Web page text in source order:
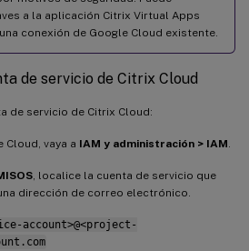
a la aplicación Citrix Virtual Apps
conexión de Google Cloud existente.
de servicio de Citrix Cloud
de servicio de Citrix Cloud:
Cloud, vaya a IAM y administración > IAM
, localice la cuenta de servicio que
dirección de correo electrónico.
account>@<project-